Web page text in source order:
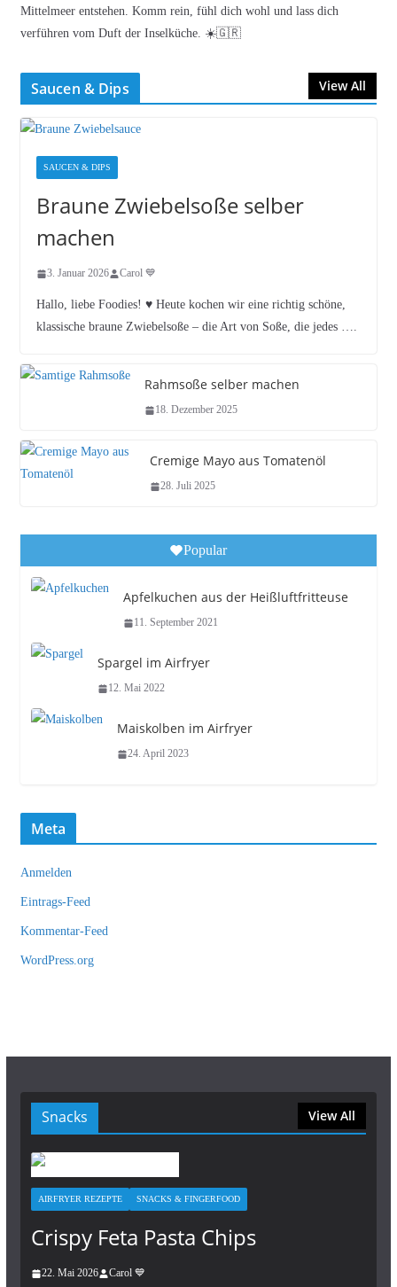
Mittelmeer entstehen. Komm rein, fühl dich wohl und lass dich
verführen vom Duft der Inselküche. ☀️🇬🇷
Saucen & Dips View All
SAUCEN & DIPS
Braune Zwiebelsoße selber
machen
3. Januar 2026 Carol 💙
Hallo, liebe Foodies! ♥︎ Heute kochen wir eine richtig schöne,
klassische braune Zwiebelsoße – die Art von Soße, die jedes ….
Rahmsoße selber machen
18. Dezember 2025
Cremige Mayo aus Tomatenöl
28. Juli 2025
Popular
Apfelkuchen aus der Heißluftfritteuse
11. September 2021
Spargel im Airfryer
12. Mai 2022
Maiskolben im Airfryer
24. April 2023
Meta
Anmelden
Eintrags-Feed
Kommentar-Feed
WordPress.org
Snacks View All
AIRFRYER REZEPTE SNACKS & FINGERFOOD
Crispy Feta Pasta Chips
22. Mai 2026 Carol 💙